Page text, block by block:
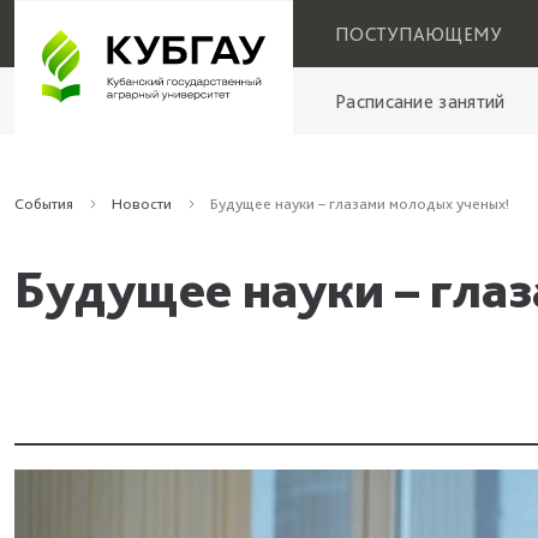
ПОСТУПАЮЩЕМУ
Расписание занятий
События Новости Будущее науки – глазами молодых ученых!
Будущее науки –